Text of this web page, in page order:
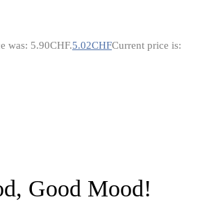
was: 5.90CHF.5.02CHFCurrent price is:
Good Mood!